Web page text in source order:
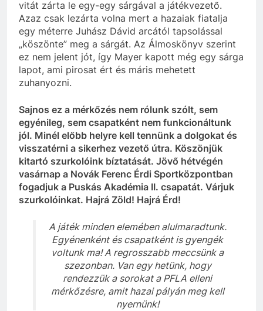
vitát zárta le egy-egy sárgával a játékvezető.
Azaz csak lezárta volna mert a hazaiak fiatalja
egy méterre Juhász Dávid arcától tapsolással
„köszönte” meg a sárgát. Az Álmoskönyv szerint
ez nem jelent jót, így Mayer kapott még egy sárga
lapot, ami pirosat ért és máris mehetett
zuhanyozni.
Sajnos ez a mérkőzés nem rólunk szólt, sem
egyénileg, sem csapatként nem funkcionáltunk
jól. Minél előbb helyre kell tennünk a dolgokat és
visszatérni a sikerhez vezető útra. Köszönjük
kitartó szurkolóink bíztatását. Jövő hétvégén
vasárnap a Novák Ferenc Érdi Sportközpontban
fogadjuk a Puskás Akadémia II. csapatát. Várjuk
szurkolóinkat. Hajrá Zöld! Hajrá Érd!
A játék minden elemében alulmaradtunk.
Egyénenként és csapatként is gyengék
voltunk ma! A regrosszabb meccsünk a
szezonban. Van egy hetünk, hogy
rendezzük a sorokat a PFLA elleni
mérkőzésre, amit hazai pályán meg kell
nyernünk!